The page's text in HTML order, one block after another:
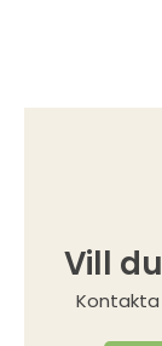
Vill
Kontakta